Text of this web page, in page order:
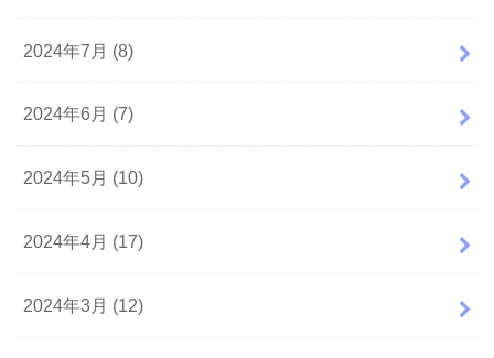
2024年7月 (8)
2024年6月 (7)
2024年5月 (10)
2024年4月 (17)
2024年3月 (12)